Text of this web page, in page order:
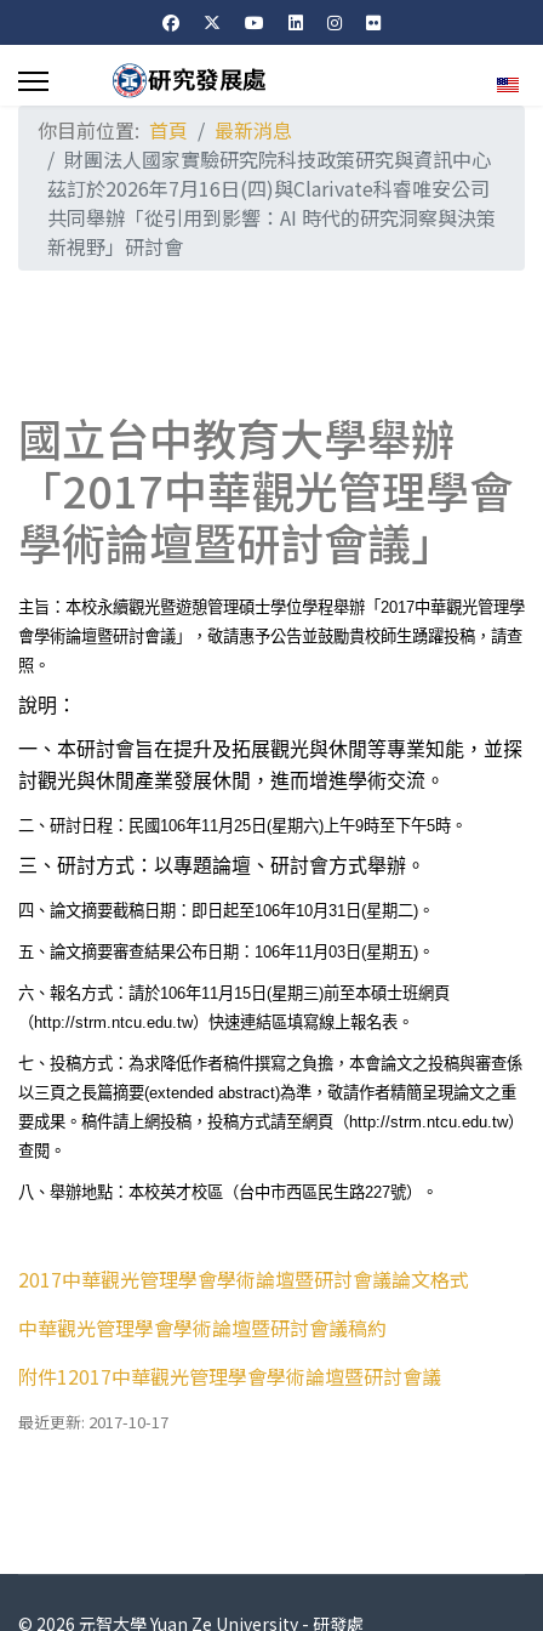
選擇
你目前位置: 首頁
最新消息
財團法人國家實驗研究院科技政策研究與資訊中心
茲訂於2026年7月16日(四)與Clarivate科睿唯安公司
共同舉辦「從引用到影響：AI 時代的研究洞察與決策
新視野」研討會
國立台中教育大學舉辦
「2017中華觀光管理學會
學術論壇暨研討會議」
主旨：本校永續觀光暨遊憩管理碩士學位學程舉辦「 2017中華觀光管理學
會學術論壇暨研討會議」，敬請惠予公告並鼓勵貴校師生踴躍投稿，請查
照。
說明：
一、本研討會旨在提升及拓展觀光與休閒等專業知能，並探
討觀光與休閒產業發展休閒，進而增進學術交流。
二、研討日程：民國 106年11月 25 日 (星期六) 上午9時至下午5時。
三、研討方式：以專題論壇、研討會方式舉辦。
四、論文摘要截稿日期：即日起至106年10月 31 日 (星期二) 。
五、論文摘要審查結果公布日期： 106年11月 03 日 (星期五) 。
六、報名方式：請於106年11月 15 日 (星期三)前至本碩士班網頁
（ http://strm.ntcu.edu.tw）快速連結區填寫線上報名表。
七、投稿方式：為求降低作者稿件撰寫之負擔，本會論文之投稿與審查係
以三頁之長篇摘要(extended abstract)為準，敬請作者精簡呈現論文之重
要成果。稿件請上網投稿，投稿方式請至網頁（ http://strm.ntcu.edu.tw）
查閱。
八、舉辦地點：本校英才校區（台中市西區民生路227號）。
2017中華觀光管理學會學術論壇暨研討會議論文格式
中華觀光管理學會學術論壇暨研討會議稿約
附件12017中華觀光管理學會學術論壇暨研討會議
最近更新: 2017-10-17
© 2026 元智大學 Yuan Ze University - 研發處